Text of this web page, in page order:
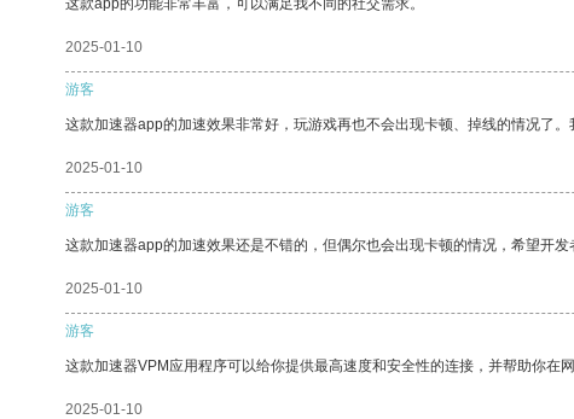
这款app的功能非常丰富，可以满足我不同的社交需求。
2025-01-10
游客
这款加速器app的加速效果非常好，玩游戏再也不会出现卡顿、掉线的情况了
2025-01-10
游客
这款加速器app的加速效果还是不错的，但偶尔也会出现卡顿的情况，希望开发
2025-01-10
游客
这款加速器VPM应用程序可以给你提供最高速度和安全性的连接，并帮助你在网
2025-01-10